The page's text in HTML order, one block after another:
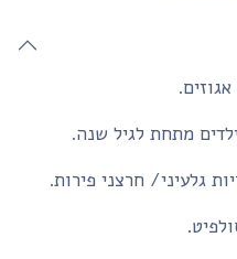
מתחת לגיל שנה.
חרצני פירות.